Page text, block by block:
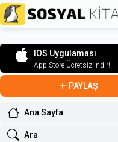
IOS Uygulaması
App Store Ücretsiz İndir!
PAYLAŞ
Ana Sayfa
Ara